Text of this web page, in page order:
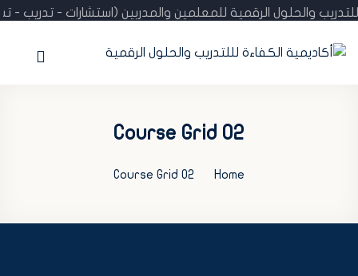
والحلول الرقمية للمعلمين والمدربين (استشارات - تدريب
المدونة
استشارة مجانية
Course Grid 02
Home
Course Grid 02